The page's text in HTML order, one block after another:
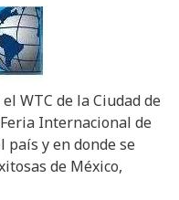
WTC de la Ciudad de
Internacional de
país y en donde se
de México,